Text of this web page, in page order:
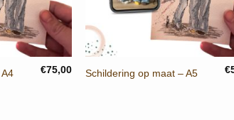
€75,00
+
Schildering op maat – A5 €